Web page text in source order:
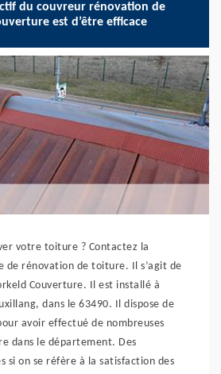
du couvreur rénovation de
est d’être efficace
votre toiture ? Contactez la
de rénovation de toiture. Il s’agit de
Couverture. Il est installé à
dans le 63490. Il dispose de
avoir effectué de nombreuses
dans le département. Des
si on se réfère à la satisfaction des